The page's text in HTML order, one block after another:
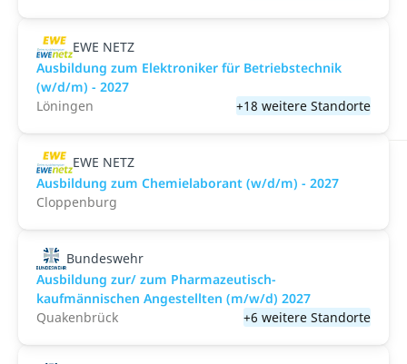
EWE NETZ
Ausbildung zum Elektroniker für Betriebstechnik
(w/d/m) - 2027
Löningen
+18 weitere Standorte
EWE NETZ
Ausbildung zum Chemielaborant (w/d/m) - 2027
Cloppenburg
Bundeswehr
Ausbildung zur/ zum Pharmazeutisch-
kaufmännischen Angestellten (m/w/d) 2027
Quakenbrück
+6 weitere Standorte